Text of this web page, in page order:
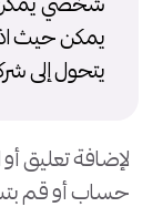
يمكن حيث
يتحول إلى
لإضافة تعليق
حساب أو قم